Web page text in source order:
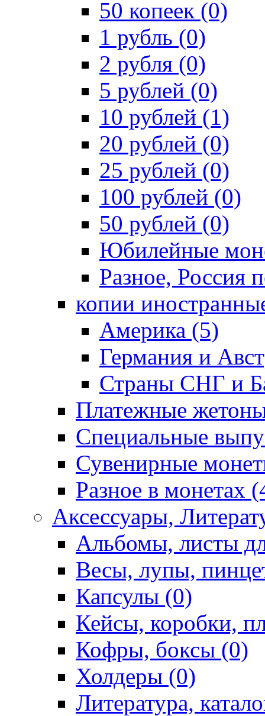
50 копеек (0)
1 рубль (0)
2 рубля (0)
5 рублей (0)
10 рублей (1)
20 рублей (0)
25 рублей (0)
100 рублей (0)
50 рублей (0)
Юбилейные
Разное, Россия
копии
Америка (5)
Германия и
Страны СНГ и
Платежные
Специальные
Сувенирные
Разное в монетах
Аксессуары,
Альбомы, листы
Весы, лупы,
Капсулы (0)
Кейсы, коробки,
Кофры, боксы (0)
Холдеры (0)
Литература,